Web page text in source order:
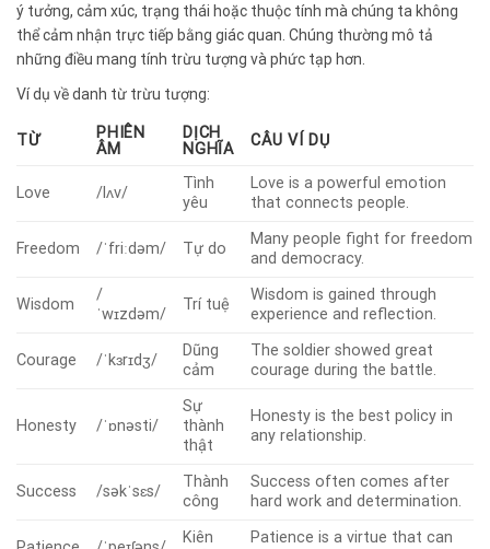
ý tưởng, cảm xúc, trạng thái hoặc thuộc tính mà chúng ta không
thể cảm nhận trực tiếp bằng giác quan. Chúng thường mô tả
những điều mang tính trừu tượng và phức tạp hơn.
Ví dụ về danh từ trừu tượng:
TỪ
PHIÊN
ÂM
DỊCH
NGHĨA
CÂU VÍ DỤ
Love /lʌv/
Tình
yêu
Love is a powerful emotion
that connects people.
Freedom /ˈfriːdəm/ Tự do
Many people fight for freedom
and democracy.
Wisdom
/
ˈwɪzdəm/
Trí tuệ
Wisdom is gained through
experience and reflection.
Courage /ˈkɜrɪdʒ/
Dũng
cảm
The soldier showed great
courage during the battle.
Honesty /ˈɒnəsti/
Sự
thành
thật
Honesty is the best policy in
any relationship.
Success /səkˈsɛs/
Thành
công
Success often comes after
hard work and determination.
Kiên
Patience is a virtue that can